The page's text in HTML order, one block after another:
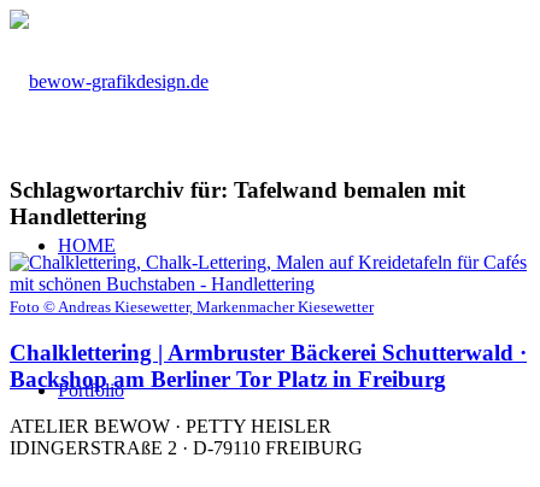
HOME
Portfolio
Schlagwortarchiv für: Tafelwand bemalen mit
Handlettering
Foto © Andreas Kiesewetter, Markenmacher Kiesewetter
Chalklettering | Armbruster Bäckerei Schutterwald ·
Backshop am Berliner Tor Platz in Freiburg
ATELIER BEWOW · PETTY HEISLER
IDINGERSTRAßE 2 · D-79110 FREIBURG